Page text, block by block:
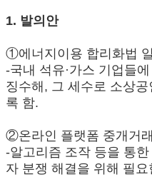
1. 발의안
①에너지이용 합리화법
-국내 석유·가스 기업들
징수해, 그 세수로 소상
록 함.
②온라인 플랫폼 중개거
-알고리즘 조작 등을 통
자 분쟁 해결을 위해 필